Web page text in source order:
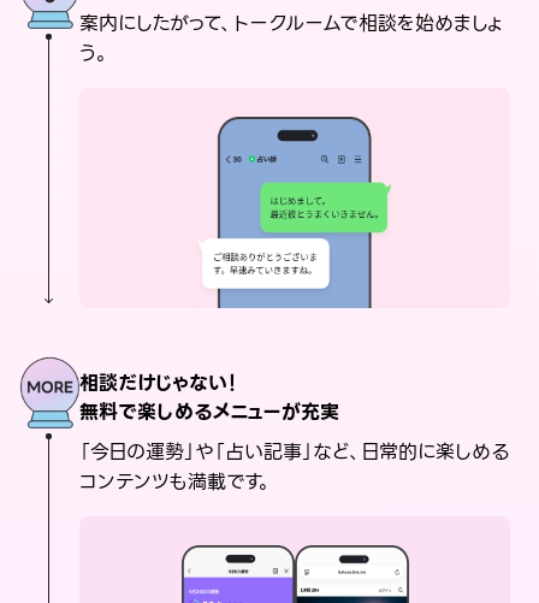
案内にしたがって、トークルームで相談を始めましょ
う。
相談だけじゃない！
無料で楽しめるメニューが充実
「今日の運勢」や「占い記事」など、日常的に楽しめる
コンテンツも満載です。